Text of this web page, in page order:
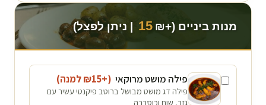
מנות ביניים (+₪ 15 | ניתן לפצל)
פילה מושט מרוקאי (+₪
15 למנה)
פילה דג מושט מבושל ברוטב פיקנטי עשיר עם
גזר, שום וכוסברה